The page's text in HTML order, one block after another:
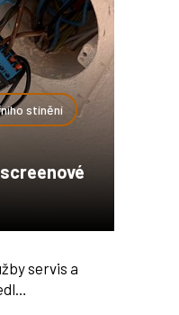
stínění
servis a